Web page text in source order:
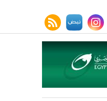
instagram
نبض rss feed